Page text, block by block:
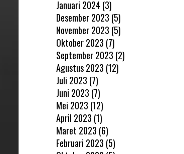
Januari 2024(3)
Desember 2023 (5)
November 2023 (5)
Oktober 2023 (7)
September 2023 (2)
Agustus 2023 (12)
Juli 2023 (7)
Juni 2023 (7)
Mei 2023 (12)
April 2023 (1)
Maret 2023 (6)
Februari 2023 (5)